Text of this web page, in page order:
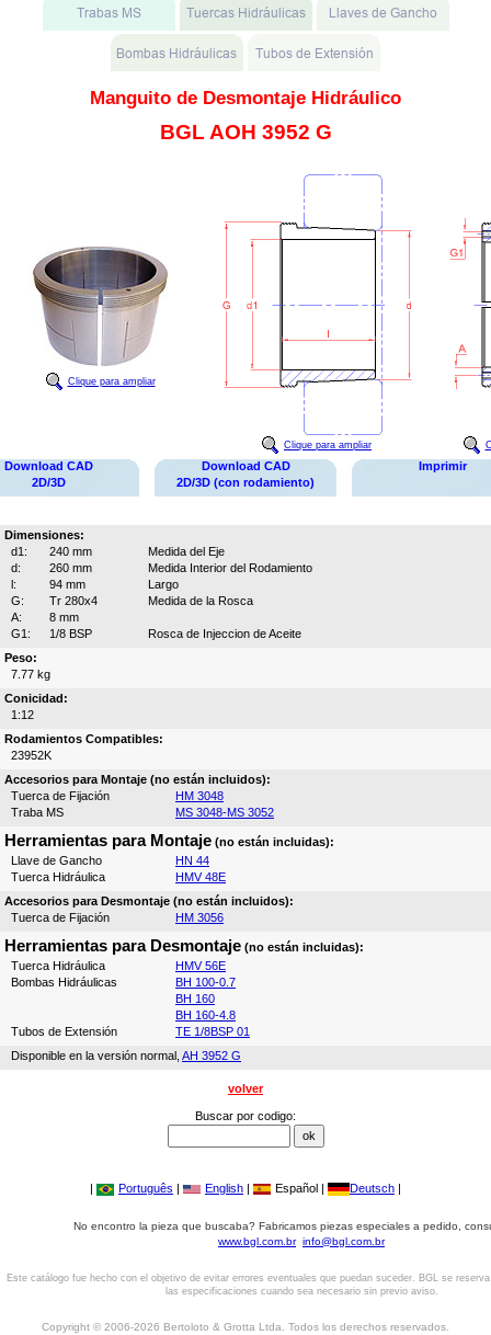
Manguito de Desmontaje Hidráulico
BGL AOH 3952 G
Clique para ampliar
Clique para ampliar
Download CAD
2D/3D
Download CAD
2D/3D (con rodamiento)
Imprimir
Dimensiones:
d1:
240 mm
Medida del Eje
d:
260 mm
Medida Interior del Rodamiento
l:
94 mm
Largo
G:
Tr 280x4
Medida de la Rosca
A:
8 mm
G1:
1/8 BSP
Rosca de Injeccion de Aceite
Peso:
7.77 kg
Conicidad:
1:12
Rodamientos Compatibles:
23952K
Accesorios para Montaje (no están incluidos):
Tuerca de Fijación
HM 3048
Traba MS
MS 3048-MS 3052
Herramientas para Montaje (no están incluidas):
Llave de Gancho
HN 44
Tuerca Hidráulica
HMV 48E
Accesorios para Desmontaje (no están incluidos):
Tuerca de Fijación
HM 3056
Herramientas para Desmontaje (no están incluidas):
Tuerca Hidráulica
HMV 56E
Bombas Hidráulicas
BH 100-0.7
BH 160
BH 160-4.8
Tubos de Extensión
TE 1/8BSP 01
Disponible en la versión normal, AH 3952 G
volver
Buscar por codigo:
| Português | English | Español | Deutsch |
No encontro la pieza que buscaba? Fabricamos piezas especiales a pedido,
www.bgl.com.br info@bgl.com.br
Este catálogo fue hecho con el objetivo de evitar errores eventuales que puedan suceder. BGL se
las especificaciones cuando sea necesario sin previo aviso.
Copyright © 2006-2026 Bertoloto & Grotta Ltda. Todos los derechos reservados.